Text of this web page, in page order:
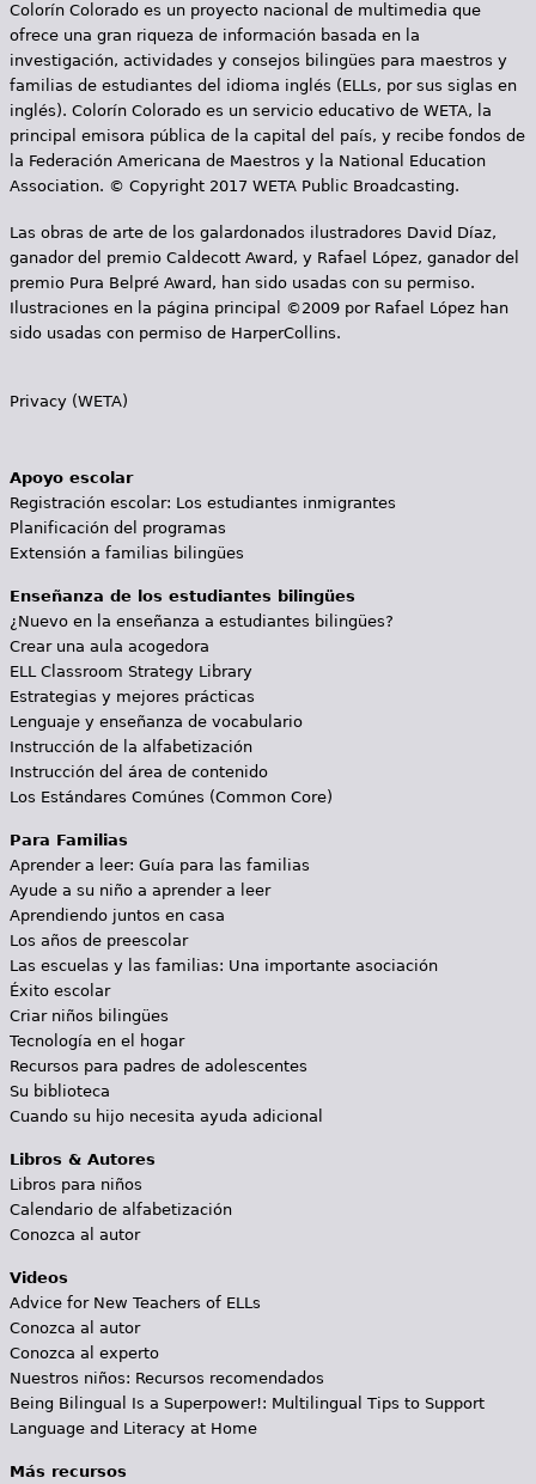
a
s
Colorín Colorado es un proyecto nacional de multimedia que
ofrece una gran riqueza de información basada en la
investigación, actividades y consejos bilingües para maestros y
familias de estudiantes del idioma inglés (ELLs, por sus siglas en
inglés). Colorín Colorado es un servicio educativo de WETA, la
principal emisora pública de la capital del país, y recibe fondos de
la Federación Americana de Maestros y la National Education
Association. © Copyright 2017 WETA Public Broadcasting.
Las obras de arte de los galardonados ilustradores David Díaz,
ganador del premio Caldecott Award, y Rafael López, ganador del
premio Pura Belpré Award, han sido usadas con su permiso.
Ilustraciones en la página principal ©2009 por Rafael López han
sido usadas con permiso de HarperCollins.
Privacy (WETA)
Apoyo escolar
Registración escolar: Los estudiantes inmigrantes
Planificación del programas
Extensión a familias bilingües
Enseñanza de los estudiantes bilingües
¿Nuevo en la enseñanza a estudiantes bilingües?
Crear una aula acogedora
ELL Classroom Strategy Library
Estrategias y mejores prácticas
Lenguaje y enseñanza de vocabulario
Instrucción de la alfabetización
Instrucción del área de contenido
Los Estándares Comúnes (Common Core)
Para Familias
Aprender a leer: Guía para las familias
Ayude a su niño a aprender a leer
Aprendiendo juntos en casa
Los años de preescolar
Las escuelas y las familias: Una importante asociación
Éxito escolar
Criar niños bilingües
Tecnología en el hogar
Recursos para padres de adolescentes
Su biblioteca
Cuando su hijo necesita ayuda adicional
Libros & Autores
Libros para niños
Calendario de alfabetización
Conozca al autor
Videos
Advice for New Teachers of ELLs
Conozca al autor
Conozca al experto
Nuestros niños: Recursos recomendados
Being Bilingual Is a Superpower!: Multilingual Tips to Support
Language and Literacy at Home
Más recursos